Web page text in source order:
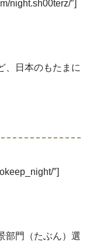
night.sh00terz/″]
、日本のもたまに
″]
部門（たぶん）選